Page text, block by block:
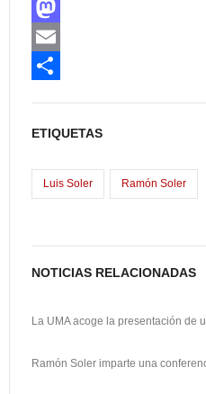
F
a
c
M
aE
t
r
ETIQUETAS
Luis Soler Ramón Soler
NOTICIAS RELACIONADAS
La UMA acoge la presentación de
Ramón Soler imparte una